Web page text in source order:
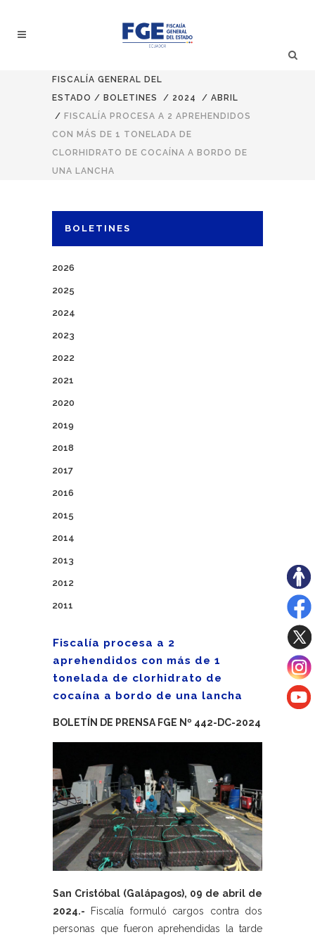
FISCALÍA GENERAL DEL
ESTADO / BOLETINES / 2024 / ABRIL
/ FISCALÍA PROCESA A 2 APREHENDIDOS
CON MÁS DE 1 TONELADA DE
CLORHIDRATO DE COCAÍNA A BORDO DE
UNA LANCHA
BOLETINES
2026
2025
2024
2023
2022
2021
2020
2019
2018
2017
2016
2015
2014
2013
2012
2011
Fiscalía procesa a 2
aprehendidos con más de 1
tonelada de clorhidrato de
cocaína a bordo de una lancha
BOLETÍN DE PRENSA FGE Nº 442-DC-2024
San Cristóbal (Galápagos), 09 de abril de
2024.- Fiscalía formuló cargos contra dos
personas que fueron aprehendidas la tarde